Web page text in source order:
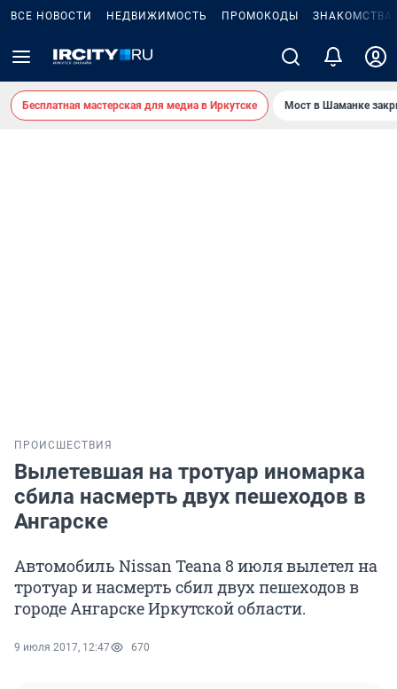
ВСЕ НОВОСТИ НЕДВИЖИМОСТЬ ПРОМОКОДЫ ЗНАКОМСТВА
Бесплатная мастерская для медиа в Иркутске Мост в Шаманке
ПРОИСШЕСТВИЯ
Вылетевшая на тротуар иномарка
сбила насмерть двух пешеходов в
Ангарске
Автомобиль Nissan Teana 8 июля вылетел на
тротуар и насмерть сбил двух пешеходов в
городе Ангарске Иркутской области.
9 июля 2017, 12:47 670